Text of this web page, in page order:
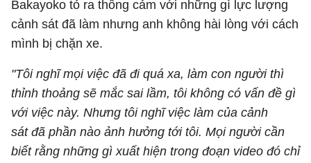
Bakayoko tỏ ra thông cảm với những gì lực lượng
cảnh sát đã làm nhưng anh không hài lòng với cách
mình bị chặn xe.
"Tôi nghĩ mọi việc đã đi quá xa, làm con người thì
thỉnh thoảng sẽ mắc sai lầm, tôi không có vấn đề gì
với việc này. Nhưng tôi nghĩ việc làm của cảnh
sát đã phần nào ảnh hưởng tới tôi. Mọi người cần
biết rằng những gì xuất hiện trong đoạn video đó chỉ